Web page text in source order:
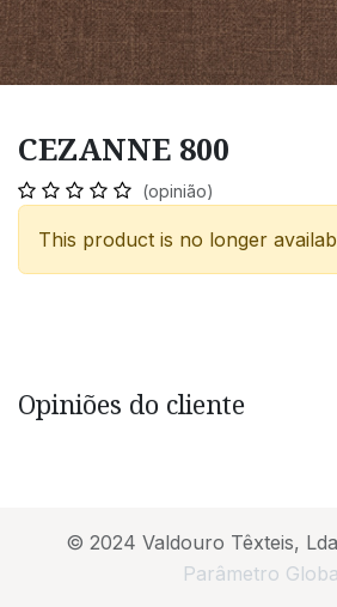
CEZANNE 800
(opinião)
This product is no longer
Opiniões do cliente
© 2024 Valdouro Têxteis,
Parâmetro